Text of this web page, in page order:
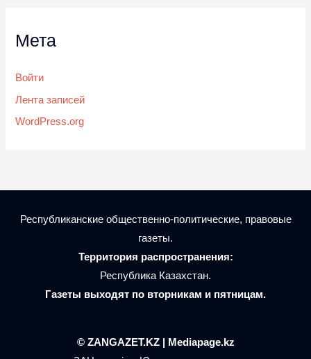
Мета
Войти
Лента записей
WordPress.org
Республиканские общественно-политические, правовые
газеты.
Территория распространения:
Республика Казахстан.
Газеты выходят по вторникам и пятницам.
© ZANGAZET.KZ | Mediapage.kz